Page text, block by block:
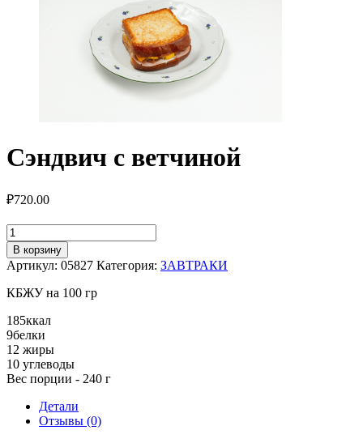
Сэндвич с ветчиной
₽720.00
Количество
товара
Сэндвич
с
ветчиной
В корзину
Артикул: 05827 Категория: ЗАВТРАКИ
КБЖУ на 100 гр
185ккал
9белки
12 жиры
10 углеводы
Вес порции - 240 г
Детали
Отзывы (0)